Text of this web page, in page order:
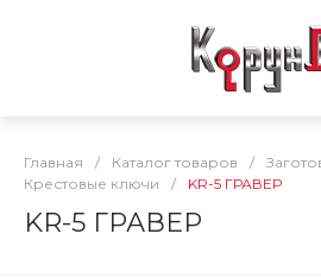
Главная / Каталог товаров /
Крестовые ключи
/ KR-5 ГРАВЕР
KR-5 ГРАВЕР